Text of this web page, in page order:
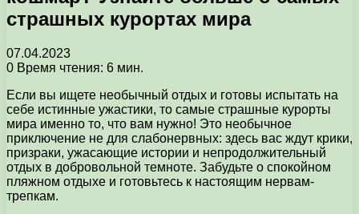
страшных курортах мира
07.04.2023
0 Время чтения: 6 мин.
Если вы ищете необычный отдых и готовы испытать на
себе истинные ужастики, то самые страшные курорты
мира именно то, что вам нужно! Это необычное
приключение не для слабонервных: здесь вас ждут крики,
призраки, ужасающие истории и непродолжительный
отдых в добровольной темноте. Забудьте о спокойном
пляжном отдыхе и готовьтесь к настоящим нервам-
трепкам.